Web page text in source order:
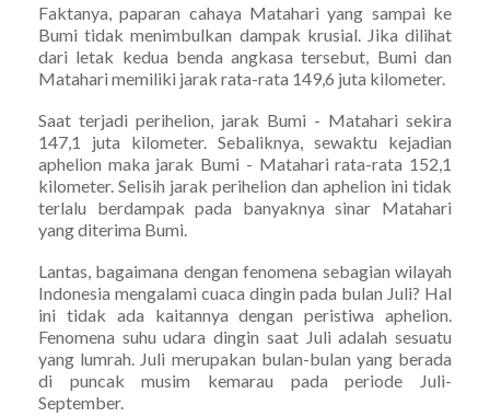
Faktanya, paparan cahaya Matahari yang sampai ke
Bumi tidak menimbulkan dampak krusial. Jika dilihat
dari letak kedua benda angkasa tersebut, Bumi dan
Matahari memiliki jarak rata-rata 149,6 juta kilometer.
Saat terjadi perihelion, jarak Bumi - Matahari sekira
147,1 juta kilometer. Sebaliknya, sewaktu kejadian
aphelion maka jarak Bumi - Matahari rata-rata 152,1
kilometer. Selisih jarak perihelion dan aphelion ini tidak
terlalu berdampak pada banyaknya sinar Matahari
yang diterima Bumi.
Lantas, bagaimana dengan fenomena sebagian wilayah
Indonesia mengalami cuaca dingin pada bulan Juli? Hal
ini tidak ada kaitannya dengan peristiwa aphelion.
Fenomena suhu udara dingin saat Juli adalah sesuatu
yang lumrah. Juli merupakan bulan-bulan yang berada
di puncak musim kemarau pada periode Juli-
September.